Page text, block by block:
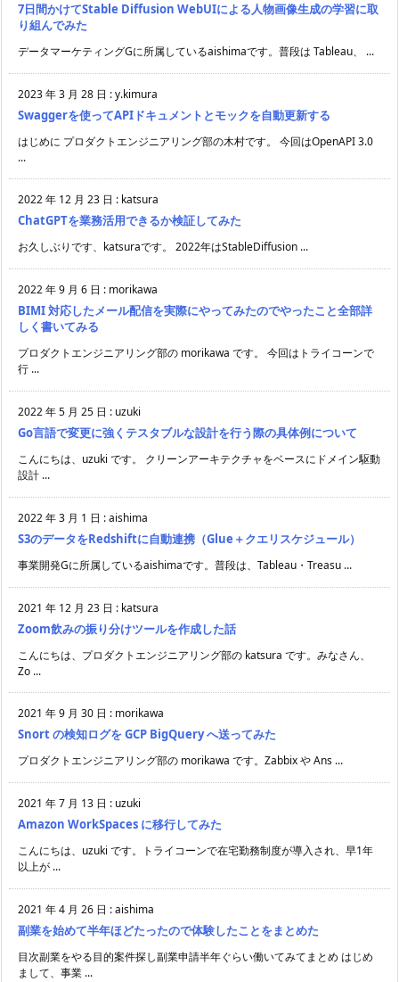
7日間かけてStable Diffusion WebUIによる人物画像生成の学習に取
り組んでみた
データマーケティングGに所属しているaishimaです。普段は Tableau、 ...
2023 年 3 月 28 日 :y.kimura
Swaggerを使ってAPIドキュメントとモックを自動更新する
はじめに プロダクトエンジニアリング部の木村です。 今回はOpenAPI 3.0
...
2022 年 12 月 23 日 : katsura
ChatGPTを業務活用できるか検証してみた
お久しぶりです、katsuraです。 2022年はStableDiffusion ...
2022 年 9 月 6 日 : morikawa
BIMI 対応したメール配信を実際にやってみたのでやったこと全部詳
しく書いてみる
プロダクトエンジニアリング部の morikawa です。 今回はトライコーンで
行 ...
2022 年 5 月 25 日 : uzuki
Go言語で変更に強くテスタブルな設計を行う際の具体例について
こんにちは、uzuki です。 クリーンアーキテクチャをベースにドメイン駆動
設計 ...
2022 年 3 月 1 日 :aishima
S3のデータをRedshiftに自動連携（Glue＋クエリスケジュール）
事業開発Gに所属しているaishimaです。普段は、Tableau・Treasu ...
2021 年 12 月 23 日 : katsura
Zoom飲みの振り分けツールを作成した話
こんにちは、プロダクトエンジニアリング部の katsura です。みなさん、
Zo ...
2021 年 9 月 30 日 : morikawa
Snort の検知ログを GCP BigQuery へ送ってみた
プロダクトエンジニアリング部の morikawa です。Zabbix や Ans ...
2021 年 7 月 13 日 : uzuki
Amazon WorkSpaces に移行してみた
こんにちは、uzuki です。トライコーンで在宅勤務制度が導入され、早1年
以上が ...
2021 年 4 月 26 日 :aishima
副業を始めて半年ほどたったので体験したことをまとめた
目次副業をやる目的案件探し副業申請半年ぐらい働いてみてまとめ はじめ
まして、事業 ...